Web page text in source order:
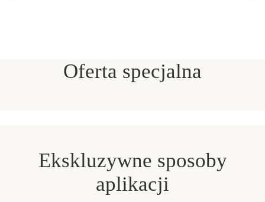
Oferta specjalna
Ekskluzywne sposoby
aplikacji